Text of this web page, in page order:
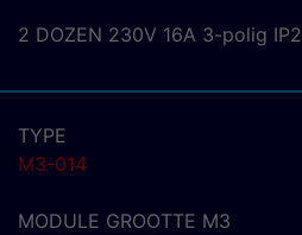
2 DOZEN 230V 16A 3-polig
TYPE
M3-014
MODULE GROOTTE M3